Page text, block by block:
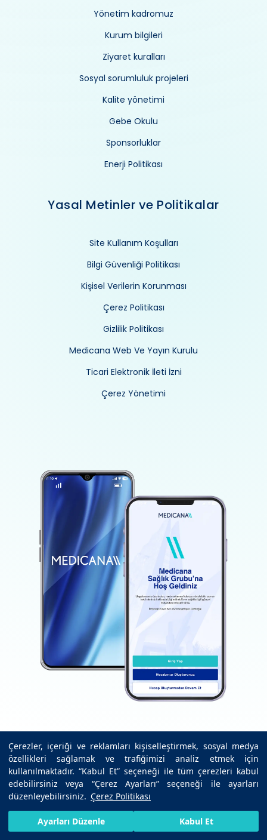
Çerezler, içeriği ve reklamları kişiselleştirmek, sosyal medya
özellikleri sağlamak ve trafiğimizi analiz etmek için
kullanılmaktadır. “Kabul Et” seçeneği ile tüm çerezleri kabul
edebilirsiniz veya “Çerez Ayarları” seçeneği ile ayarları
düzenleyebilirsiniz. Çerez Politikası
Ayarları Düzenle Kabul Et
Yönetim kadromuz
Kurum bilgileri
Ziyaret kuralları
Sosyal sorumluluk projeleri
Kalite yönetimi
Gebe Okulu
Sponsorluklar
Enerji Politikası
Yasal Metinler ve Politikalar
Site Kullanım Koşulları
Bilgi Güvenliği Politikası
Kişisel Verilerin Korunması
Çerez Politikası
Gizlilik Politikası
Medicana Web Ve Yayın Kurulu
Ticari Elektronik İleti İzni
Çerez Yönetimi
İndir
Google Play
İndir
App Store
HIZLI RANDEVU AL BIZE ULAŞIN